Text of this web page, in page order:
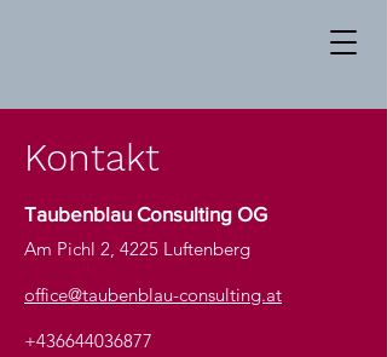
Kontakt
Taubenblau Consulting OG
Am Pichl 2, 4225 Luftenberg
office@taubenblau-consulting.at
+436644036877